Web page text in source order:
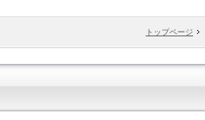
トップページ